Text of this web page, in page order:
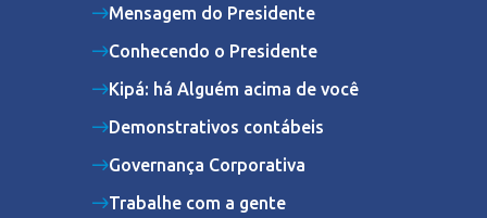
Mensagem do Presidente
Conhecendo o Presidente
Kipá: há Alguém acima de você
Demonstrativos contábeis
Governança Corporativa
Trabalhe com a gente